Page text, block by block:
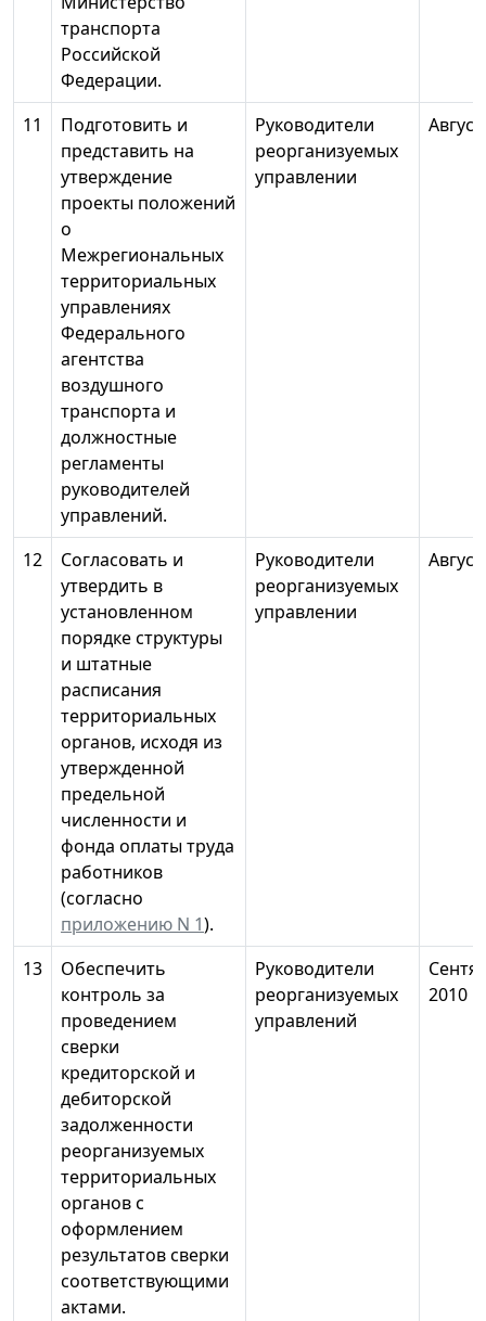
транспорта
Российской
Федерации.
11
Подготовить и
представить на
утверждение
проекты положений
о
Межрегиональных
территориальных
управлениях
Федерального
агентства
воздушного
транспорта и
должностные
регламенты
руководителей
управлений.
Руководители
реорганизуемых
управлении
12
Согласовать и
утвердить в
установленном
порядке структуры
и штатные
расписания
территориальных
органов, исходя из
утвержденной
предельной
численности и
фонда оплаты труда
работников
(согласно
приложению N 1).
Руководители
реорганизуемых
управлении
13
Обеспечить
контроль за
проведением
сверки
кредиторской и
дебиторской
задолженности
реорганизуемых
территориальных
органов с
оформлением
результатов сверки
соответствующими
актами.
Руководители
реорганизуемых
управлений
2010